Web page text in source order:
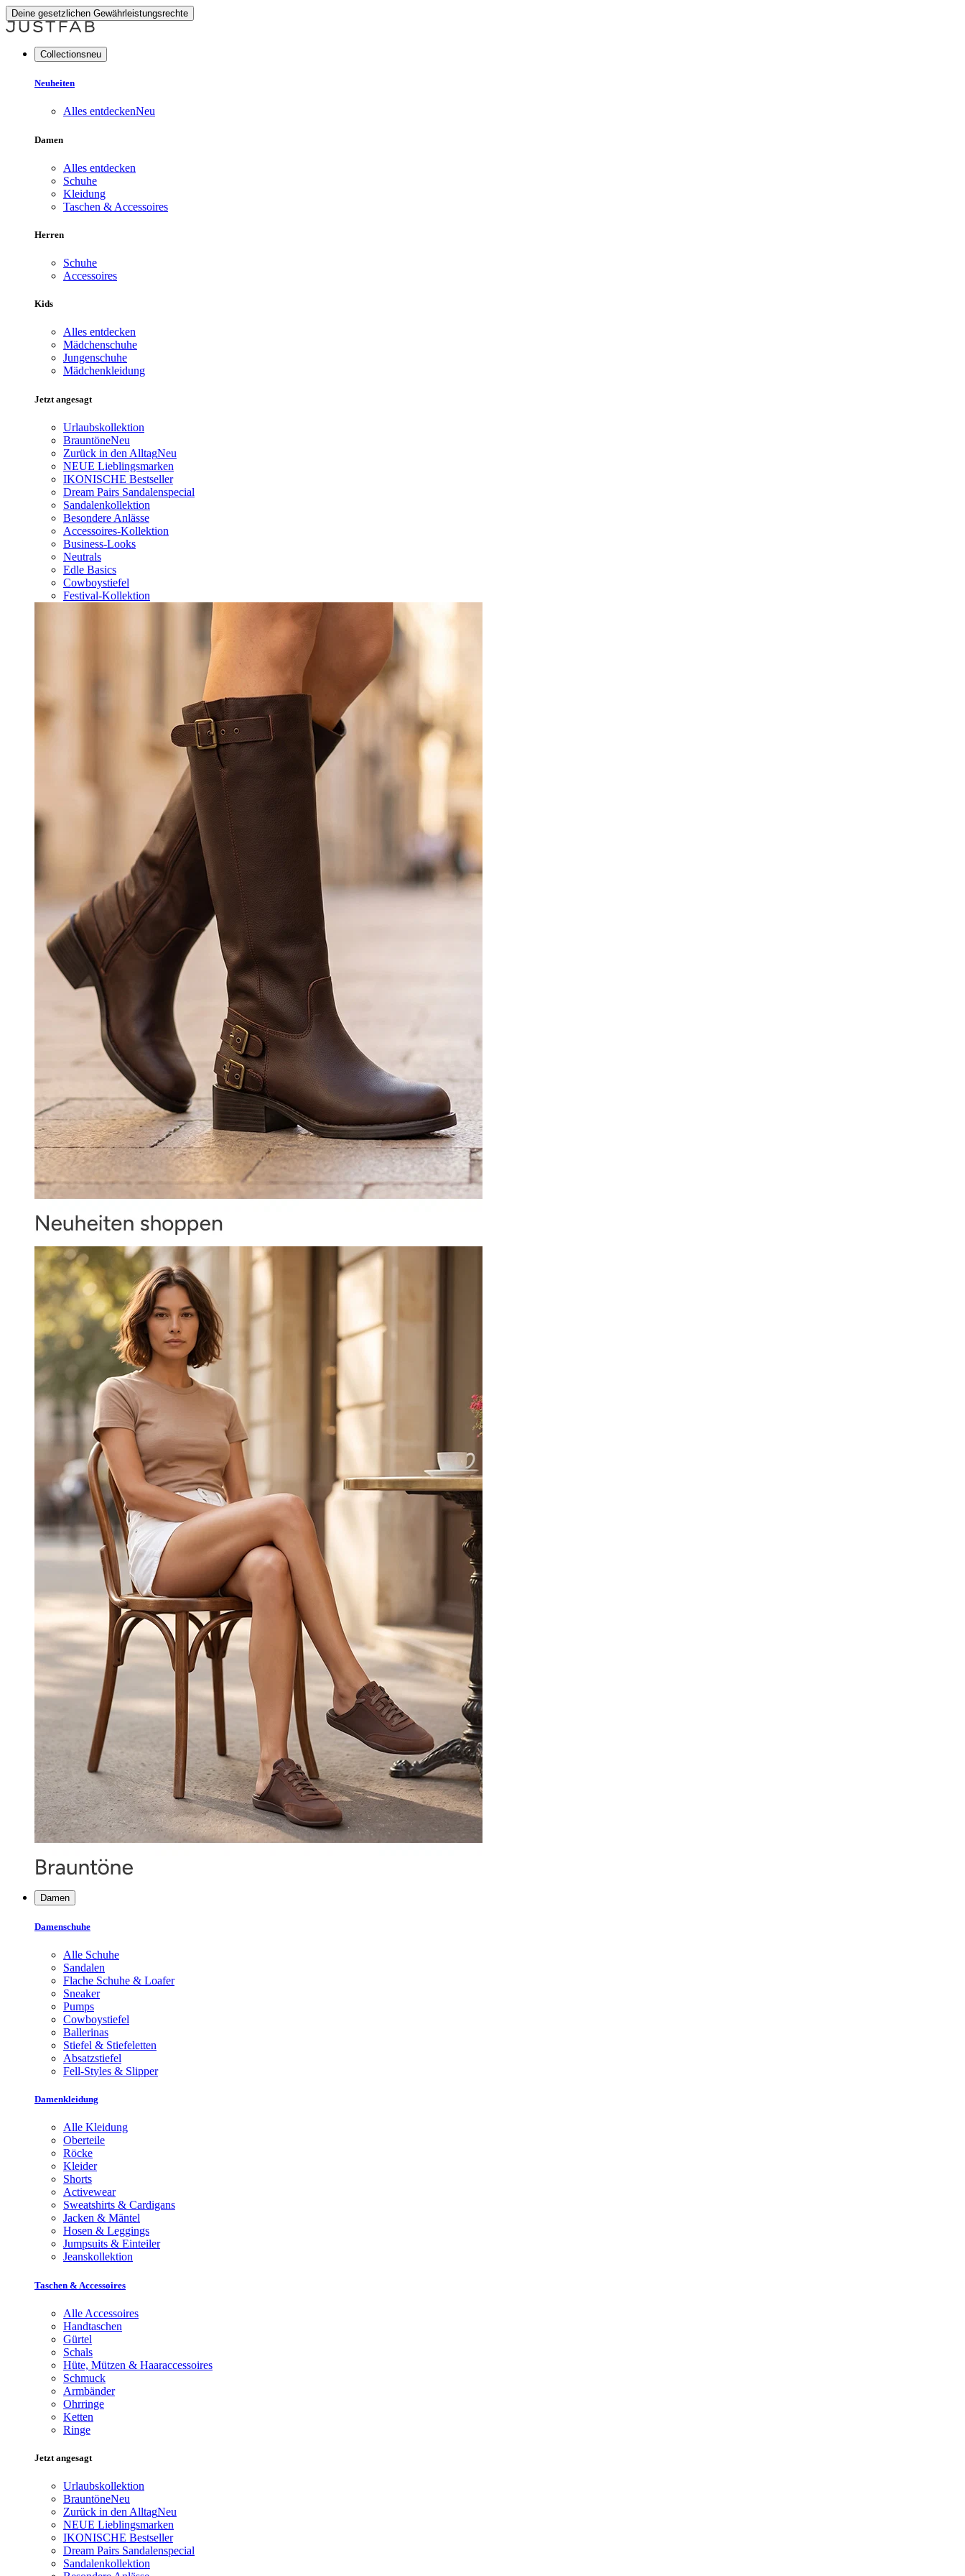
Deine gesetzlichen Gewährleistungsrechte
Collectionsneu
Neuheiten
Alles entdeckenNeu
Damen
Alles entdecken
Schuhe
Kleidung
Taschen & Accessoires
Herren
Schuhe
Accessoires
Kids
Alles entdecken
Mädchenschuhe
Jungenschuhe
Mädchenkleidung
Jetzt angesagt
Urlaubskollektion
BrauntöneNeu
Zurück in den AlltagNeu
NEUE Lieblingsmarken
IKONISCHE Bestseller
Dream Pairs Sandalenspecial
Sandalenkollektion
Besondere Anlässe
Accessoires-Kollektion
Business-Looks
Neutrals
Edle Basics
Cowboystiefel
Festival-Kollektion
Damen
Damenschuhe
Alle Schuhe
Sandalen
Flache Schuhe & Loafer
Sneaker
Pumps
Cowboystiefel
Ballerinas
Stiefel & Stiefeletten
Absatzstiefel
Fell-Styles & Slipper
Damenkleidung
Alle Kleidung
Oberteile
Röcke
Kleider
Shorts
Activewear
Sweatshirts & Cardigans
Jacken & Mäntel
Hosen & Leggings
Jumpsuits & Einteiler
Jeanskollektion
Taschen & Accessoires
Alle Accessoires
Handtaschen
Gürtel
Schals
Hüte, Mützen & Haaraccessoires
Schmuck
Armbänder
Ohrringe
Ketten
Ringe
Jetzt angesagt
Urlaubskollektion
BrauntöneNeu
Zurück in den AlltagNeu
NEUE Lieblingsmarken
IKONISCHE Bestseller
Dream Pairs Sandalenspecial
Sandalenkollektion